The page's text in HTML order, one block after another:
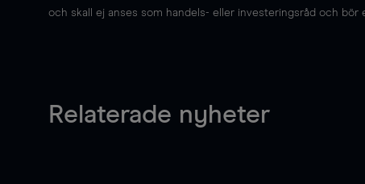
och skall ej anses som handels- eller investeringsråd och
Relaterade nyheter